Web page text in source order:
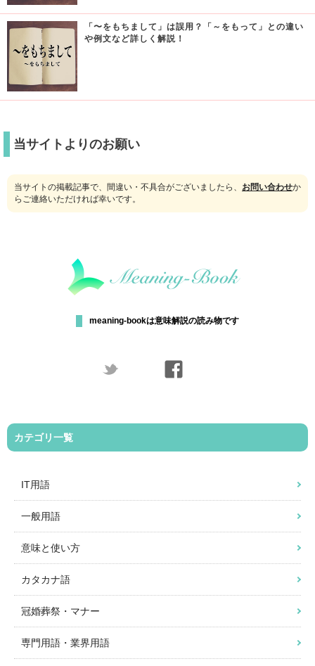
「〜をもちまして」は誤用？「～をもって」との違い
や例文など詳しく解説！
当サイトよりのお願い
当サイトの掲載記事で、間違い・不具合がございましたら、 お問い合わせか
らご連絡いただければ幸いです。
meaning-bookは意味解説の読み物です
カテゴリ一覧
IT用語
一般用語
意味と使い方
カタカナ語
冠婚葬祭・マナー
専門用語・業界用語